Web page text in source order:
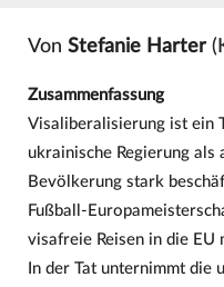
Von Stefanie Harter
Zusammenfassung
Visaliberalisierung ist ein
ukrainische Regierung als
Bevölkerung stark
Fußball-
visafreie Reisen in die
In der Tat unternimmt die